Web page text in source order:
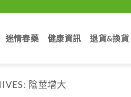
迷情春藥 健康資訊 退貨&換貨
陰莖增大